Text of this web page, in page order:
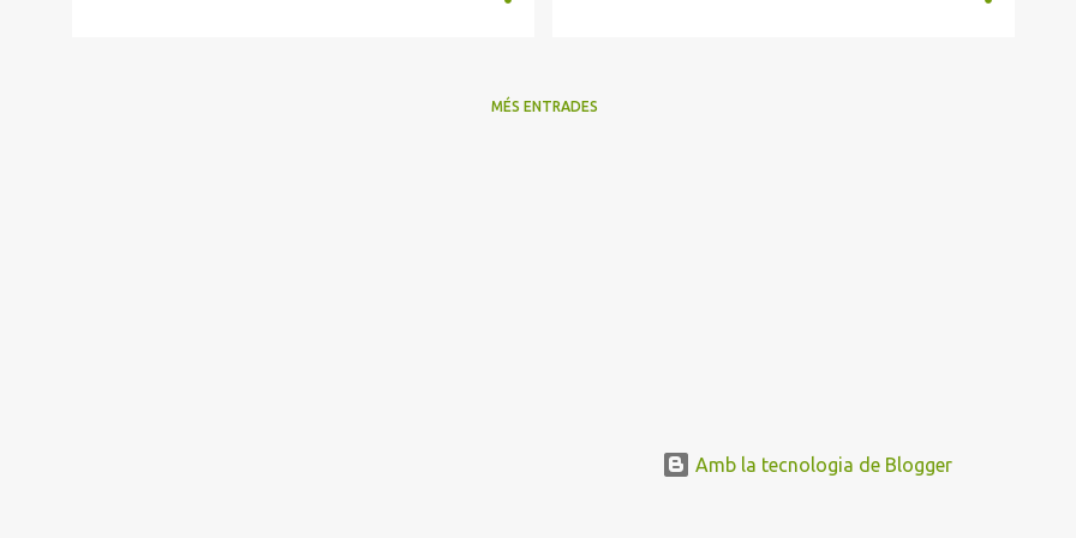
MÉS ENTRADES
Amb la tecnologia de Blogger